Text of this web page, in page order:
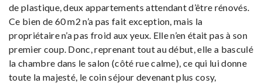
de plastique, deux appartements attendant d’être rénovés.
Ce bien de 60 m2 n’a pas fait exception, mais la
propriétaire n’a pas froid aux yeux. Elle n’en était pas à son
premier coup. Donc, reprenant tout au début, elle a basculé
la chambre dans le salon (côté rue calme), ce qui lui donne
toute la majesté, le coin séjour devenant plus cosy,